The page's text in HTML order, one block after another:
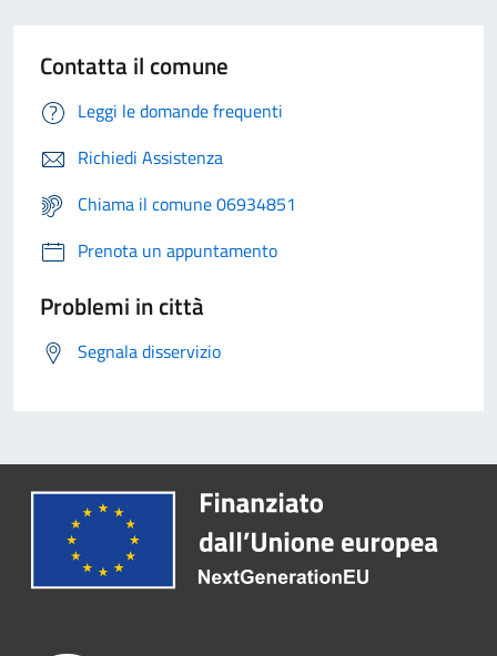
Contatta il comune
Leggi le domande frequenti
Richiedi Assistenza
Chiama il comune 06934851
Prenota un appuntamento
Problemi in città
Segnala disservizio